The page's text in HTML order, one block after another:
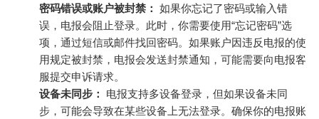
密码错误或账户被封禁： 如果你忘记了密码或输入错
误，电报会阻止登录。此时，你需要使用“忘记密码”选
项，通过短信或邮件找回密码。如果账户因违反电报的使
用规定被封禁，电报会发送封禁通知，可能需要向电报客
服提交申诉请求。
设备未同步：
电报支持多设备登录，但如果设备未同
步，可能会导致在某些设备上无法登录。确保你的电报账